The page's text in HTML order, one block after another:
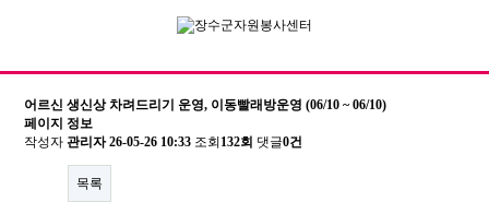
기관소개
이사장 인사말
어르신 생신상 차려드리기 운영, 이동빨래방운영 (06/10 ~ 06/10)
페이지 정보
작성자관리자 26-05-26 10:33 조회 132회 댓글0건
목록